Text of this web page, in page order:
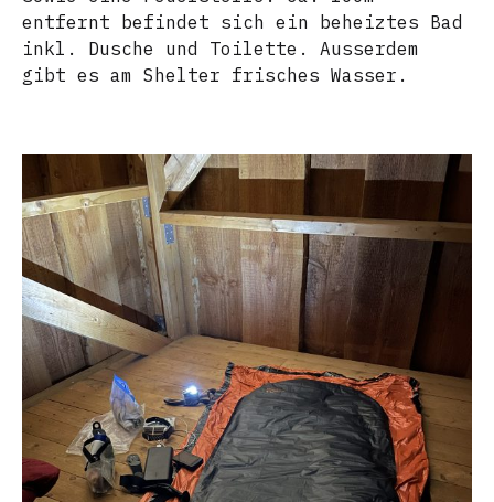
entfernt befindet sich ein beheiztes Bad
inkl. Dusche und Toilette. Ausserdem
gibt es am Shelter frisches Wasser.